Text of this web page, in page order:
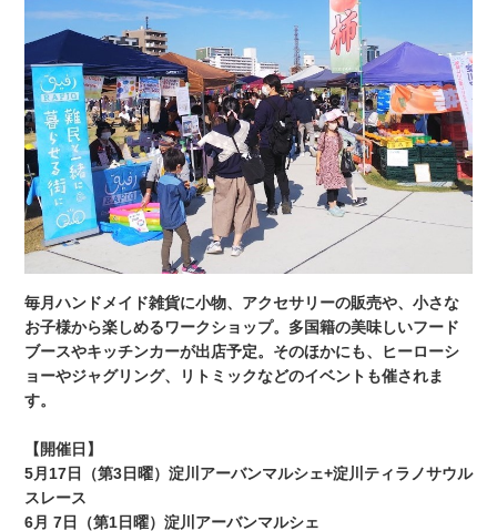
毎月ハンドメイド雑貨に小物、アクセサリーの販売や、小さな
お子様から楽しめるワークショップ。多国籍の美味しいフード
ブースやキッチンカーが出店予定。そのほかにも、ヒーローシ
ョーやジャグリング、リトミックなどのイベントも催されま
す。
【開催日】
5月17日（第3日曜）淀川アーバンマルシェ+淀川ティラノサウル
スレース
6月 7日（第1日曜）淀川アーバンマルシェ